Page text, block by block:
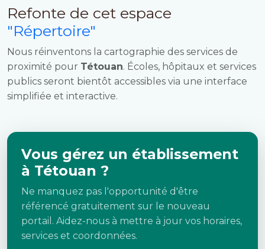
Refonte de cet espace
"Répertoire"
Nous réinventons la cartographie des services de
proximité pour Tétouan. Écoles, hôpitaux et services
publics seront bientôt accessibles via une interface
simplifiée et interactive.
Vous gérez un établissement
à Tétouan ?
Ne manquez pas l'opportunité d'être
référencé gratuitement sur le nouveau
portail. Aidez-nous à mettre à jour vos horaires,
services et coordonnées.